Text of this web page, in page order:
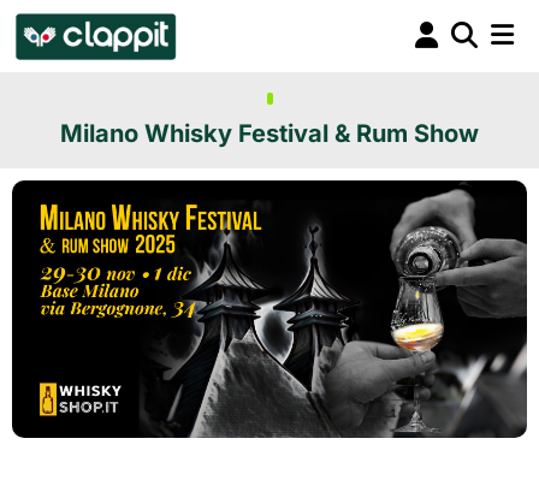
Milano Whisky Festival & Rum Show